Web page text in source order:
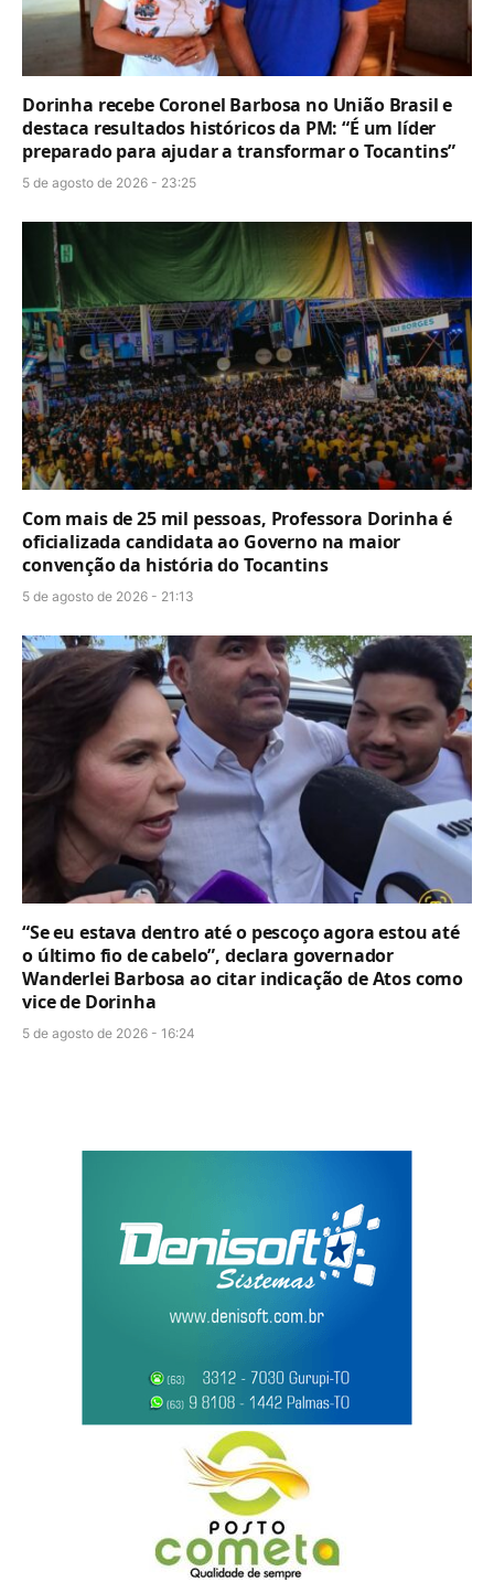
Dorinha recebe Coronel Barbosa no União Brasil e
destaca resultados históricos da PM: “É um líder
preparado para ajudar a transformar o Tocantins”
5 de agosto de 2026 - 23:25
Com mais de 25 mil pessoas, Professora Dorinha é
oficializada candidata ao Governo na maior
convenção da história do Tocantins
5 de agosto de 2026 - 21:13
“Se eu estava dentro até o pescoço agora estou até
o último fio de cabelo”, declara governador
Wanderlei Barbosa ao citar indicação de Atos como
vice de Dorinha
5 de agosto de 2026 - 16:24